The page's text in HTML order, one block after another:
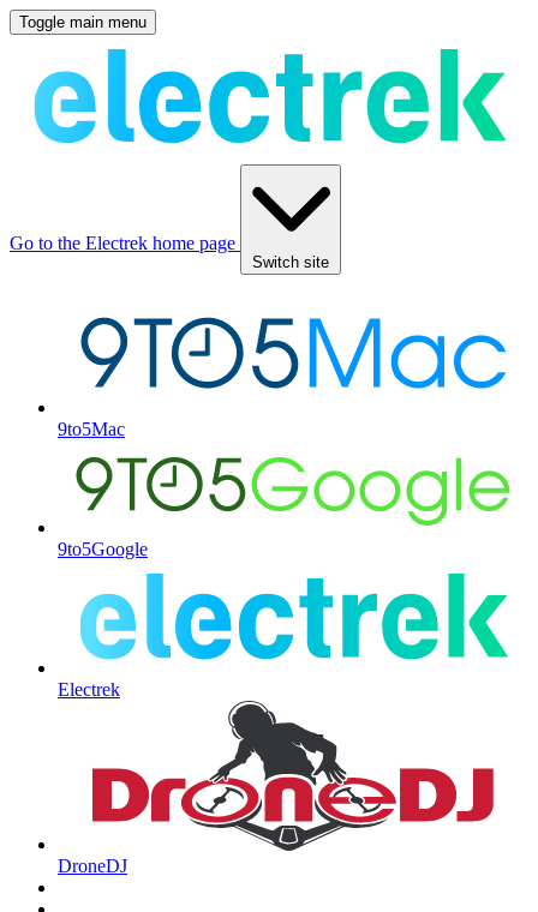
Toggle main menu
Go to the Electrek home page
Switch site
9to5Mac
9to5Google
Electrek
DroneDJ